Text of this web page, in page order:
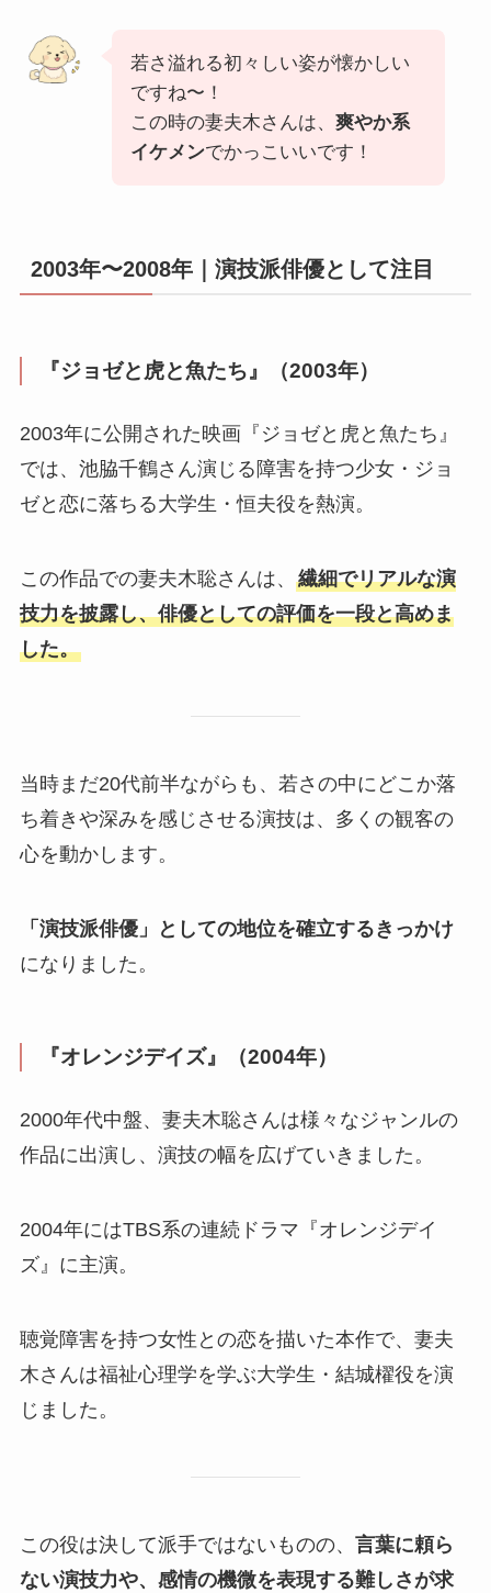
若さ溢れる初々しい姿が懐かしい
ですね〜！
この時の妻夫木さんは、 爽やか系
イケメンでかっこいいです！
2003年〜2008年｜演技派俳優として注目
『ジョゼと虎と魚たち』（2003年）
2003年に公開された映画『ジョゼと虎と魚たち』
では、池脇千鶴さん演じる障害を持つ少女・ジョ
ゼと恋に落ちる大学生・恒夫役を熱演。
この作品での妻夫木聡さんは、 繊細でリアルな演
技力を披露し、俳優としての評価を一段と高めま
した。
当時まだ20代前半ながらも、若さの中にどこか落
ち着きや深みを感じさせる演技は、多くの観客の
心を動かします。
「演技派俳優」としての地位を確立するきっかけ
になりました。
『オレンジデイズ』（2004年）
2000年代中盤、妻夫木聡さんは様々なジャンルの
作品に出演し、演技の幅を広げていきました。
2004年にはTBS系の連続ドラマ『オレンジデイ
ズ』に主演。
聴覚障害を持つ女性との恋を描いた本作で、妻夫
木さんは福祉心理学を学ぶ大学生・結城櫂役を演
じました。
この役は決して派手ではないものの、 言葉に頼ら
ない演技力や、感情の機微を表現する難しさが求